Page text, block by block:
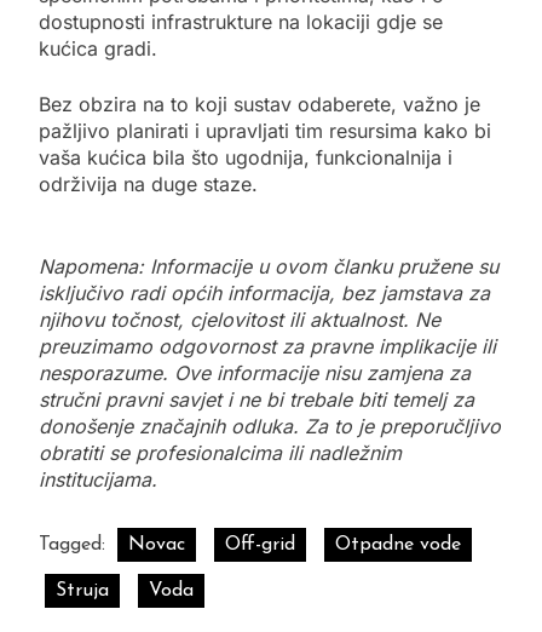
dostupnosti infrastrukture na lokaciji gdje se
kućica gradi.
Bez obzira na to koji sustav odaberete, važno je
pažljivo planirati i upravljati tim resursima kako bi
vaša kućica bila što ugodnija, funkcionalnija i
održivija na duge staze.
Napomena: Informacije u ovom članku pružene su
isključivo radi općih informacija, bez jamstava za
njihovu točnost, cjelovitost ili aktualnost. Ne
preuzimamo odgovornost za pravne implikacije ili
nesporazume. Ove informacije nisu zamjena za
stručni pravni savjet i ne bi trebale biti temelj za
donošenje značajnih odluka. Za to je preporučljivo
obratiti se profesionalcima ili nadležnim
institucijama.
Tagged: Novac Off-grid Otpadne vode
Struja Voda